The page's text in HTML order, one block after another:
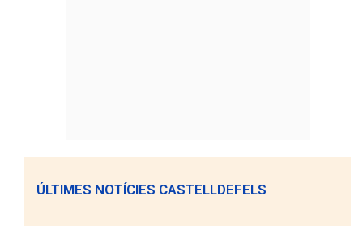
ÚLTIMES NOTÍCIES CASTELLDEFELS